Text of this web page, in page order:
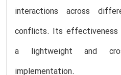
interactions across
conflicts. Its effectiveness
a lightweight and
implementation.